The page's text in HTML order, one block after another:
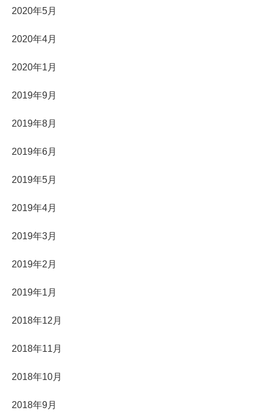
2020年5月
2020年4月
2020年1月
2019年9月
2019年8月
2019年6月
2019年5月
2019年4月
2019年3月
2019年2月
2019年1月
2018年12月
2018年11月
2018年10月
2018年9月